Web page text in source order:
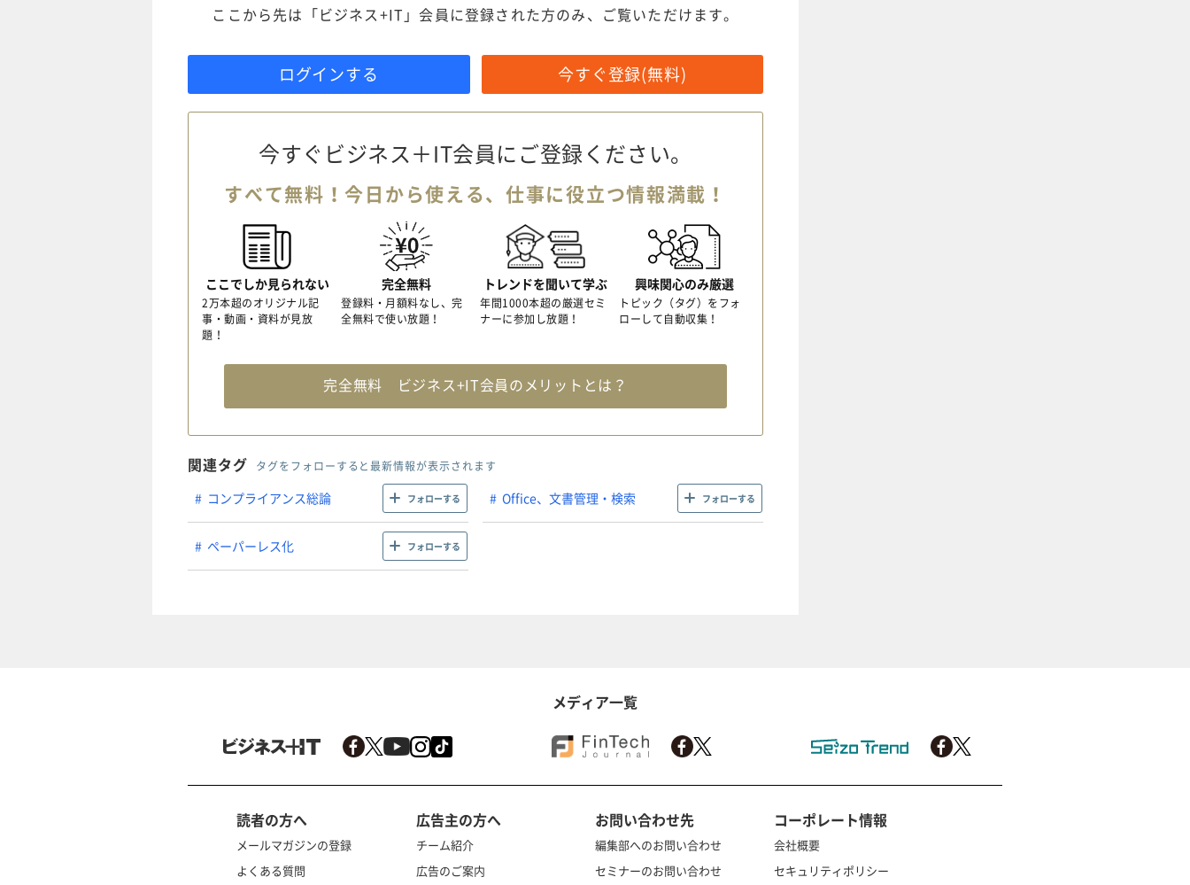
ここから先は「ビジネス+IT」会員に登録された方のみ、ご覧いただけます。
ログインする 今すぐ登録(無料)
今すぐビジネス＋IT会員にご登録ください。
すべて無料！今日から使える、仕事に役立つ情報満載！
ここでしか見られない
2万本超のオリジナル記
事・動画・資料が見放
題！
完全無料
登録料・月額料なし、完
全無料で使い放題！
トレンドを聞いて学ぶ
年間1000本超の厳選セミ
ナーに参加し放題！
興味関心のみ厳選
トピック（タグ）をフォ
ローして自動収集！
完全無料 ビジネス+IT会員のメリットとは？
関連タグ タグをフォローすると最新情報が表示されます
コンプライアンス総論 フォローする Office、文書管理・検索 フォローする
ペーパーレス化 フォローする
メディア一覧
読者の方へ
メールマガジンの登録
よくある質問
広告主の方へ
チーム紹介
広告のご案内
お問い合わせ先
編集部へのお問い合わせ
セミナーのお問い合わせ
コーポレート情報
会社概要
セキュリティポリシー